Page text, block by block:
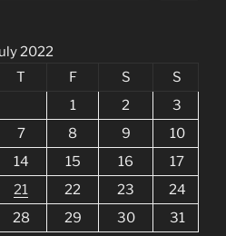
2022
T F S
S
1
2
3
7 8 9
10
14 15 16
17
21 22 23
24
28 29 30 31